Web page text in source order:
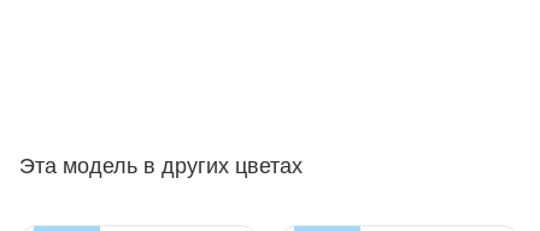
Эта модель в других цветах